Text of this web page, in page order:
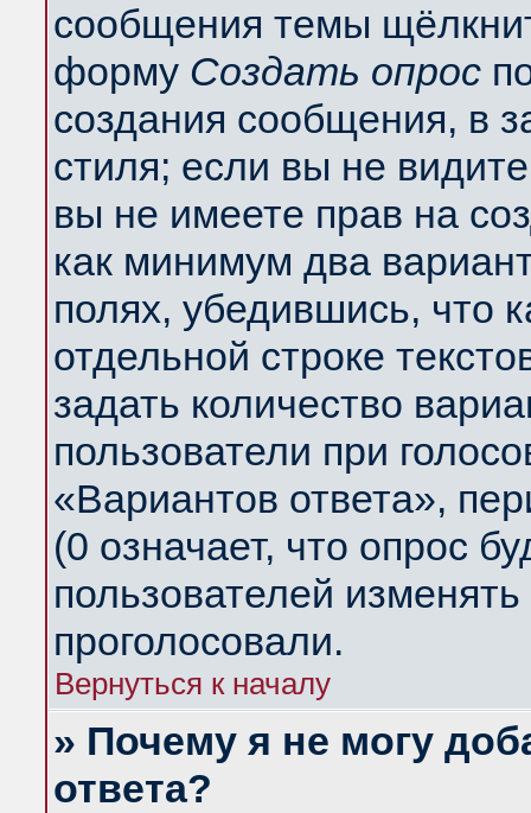
сообщения темы
форму Создать опрос
создания сообщения, в
стиля; если вы не
вы не имеете прав на
как минимум два
полях, убедившись, что
отдельной строке
задать количество
пользователи при
«Вариантов ответа»,
(0 означает, что опрос
пользователей
проголосовали.
Вернуться к началу
» Почему я не могу
ответа?